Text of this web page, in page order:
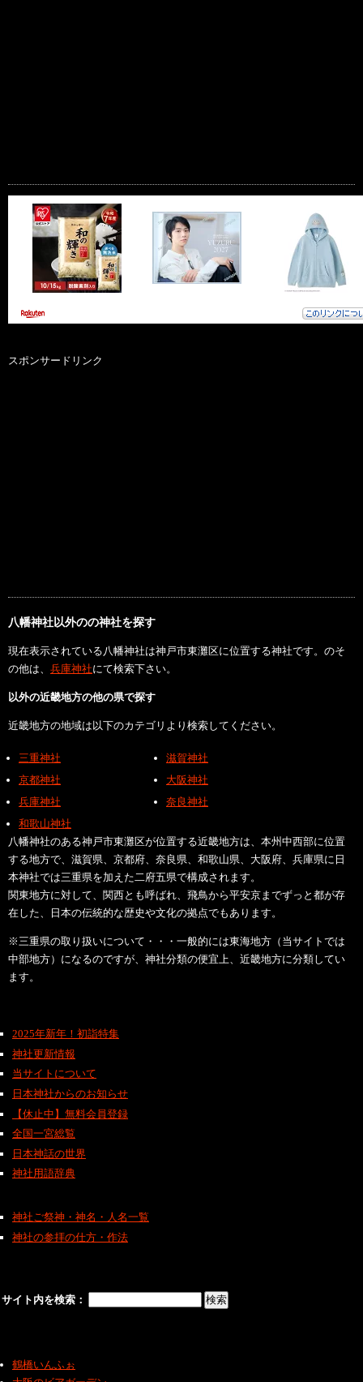
スポンサードリンク
八幡神社以外のの神社を探す
現在表示されている八幡神社は神戸市東灘区に位置する神社です。のそ
の他は、 兵庫神社にて検索下さい。
以外の近畿地方の他の県で探す
近畿地方の地域は以下のカテゴリより検索してください。
三重神社
滋賀神社
京都神社
大阪神社
兵庫神社
奈良神社
和歌山神社
八幡神社のある神戸市東灘区が位置する近畿地方は、本州中西部に位置
する地方で、滋賀県、京都府、奈良県、和歌山県、大阪府、兵庫県に日
本神社では三重県を加えた二府五県で構成されます。
関東地方に対して、関西とも呼ばれ、飛鳥から平安京までずっと都が存
在した、日本の伝統的な歴史や文化の拠点でもあります。
※三重県の取り扱いについて・・・一般的には東海地方（当サイトでは
中部地方）になるのですが、神社分類の便宜上、近畿地方に分類してい
ます。
2025年新年！初詣特集
神社更新情報
当サイトについて
日本神社からのお知らせ
【休止中】無料会員登録
全国一宮総覧
日本神話の世界
神社用語辞典
神社ご祭神・神名・人名一覧
神社の参拝の仕方・作法
サイト内を検索：
鶴橋いんふぉ